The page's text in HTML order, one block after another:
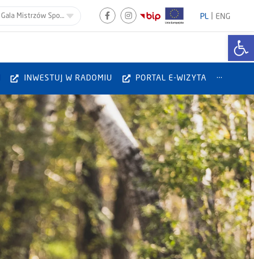
Gala Mistrzów Sportu PL ENG
INWESTUJ W RADOMIU PORTAL E-WIZYTA ···